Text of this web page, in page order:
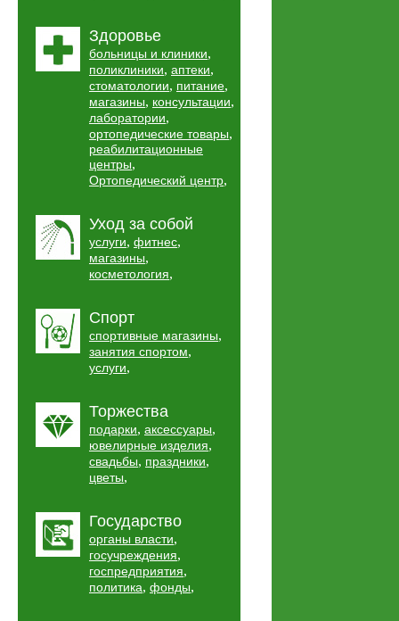
Здоровье
больницы и клиники,
поликлиники, аптеки,
стоматологии, питание,
магазины, консультации,
лаборатории,
ортопедические товары,
реабилитационные
центры,
Ортопедический центр,
Уход за собой
услуги, фитнес,
магазины,
косметология,
Спорт
спортивные магазины,
занятия спортом,
услуги,
Торжества
подарки, аксессуары,
ювелирные изделия,
свадьбы, праздники,
цветы,
Государство
органы власти,
госучреждения,
госпредприятия,
политика, фонды,